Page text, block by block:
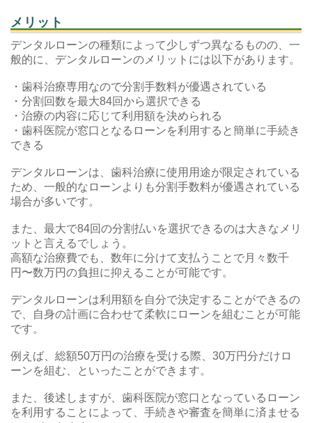
メリット
デンタルローンの種類によって少しずつ異なるものの、一
般的に、デンタルローンのメリットには以下があります。
・歯科治療専用なので分割手数料が優遇されている
・分割回数を最大84回から選択できる
・治療の内容に応じて利用額を決められる
・歯科医院が窓口となるローンを利用すると簡単に手続き
できる
デンタルローンは、歯科治療に使用用途が限定されている
ため、一般的なローンよりも分割手数料が優遇されている
場合が多いです。
また、最大で84回の分割払いを選択できるのは大きなメリ
ットと言えるでしょう。
高額な治療費でも、数年に分けて支払うことで月々数千
円〜数万円の負担に抑えることが可能です。
デンタルローンは利用額を自分で決定することができるの
で、自身の計画に合わせて柔軟にローンを組むことが可能
です。
例えば、総額50万円の治療を受ける際、30万円分だけロ
ーンを組む、といったことができます。
また、後述しますが、歯科医院が窓口となっているローン
を利用することによって、手続きや審査を簡単に済ませる